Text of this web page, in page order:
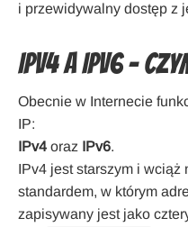
i przewidywalny dostęp z
IPv4 a IPv6 –
Obecnie w Internecie
IP:
IPv4 oraz IPv6.
IPv4 jest starszym i
standardem, w którym
zapisywany jest jako